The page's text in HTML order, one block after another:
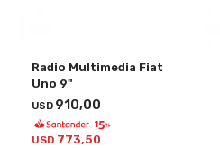
Radio Multimedia Fiat
Uno 9"
USD 910,00
USD 773,50